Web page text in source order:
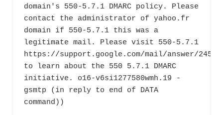
domain's 550-5.7.1 DMARC policy. Please
contact the administrator of yahoo.fr
domain if 550-5.7.1 this was a
legitimate mail. Please visit 550-5.7.1
https://support.google.com/mail/answer/
to learn about the 550 5.7.1 DMARC
initiative. o16-v6si1277580wmh.19 -
gsmtp (in reply to end of DATA
command))